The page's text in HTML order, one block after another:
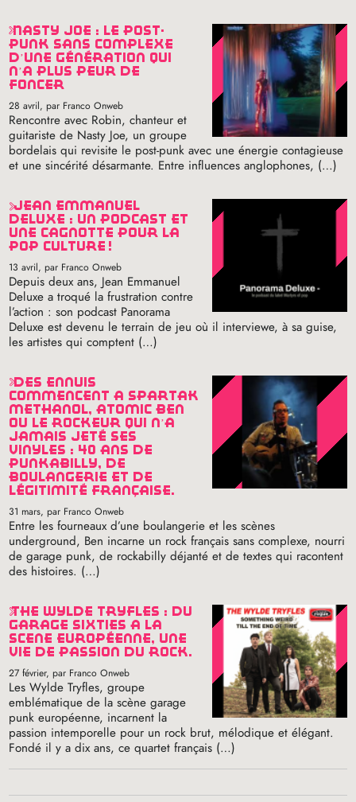
nasty joe : le post-
punk sans complexe
d’une génération qui
n’a plus peur de
foncer
28 avril, par Franco Onweb
Rencontre avec Robin, chanteur et
guitariste de Nasty Joe, un groupe
bordelais qui revisite le post-punk avec une énergie contagieuse
et une sincérité désarmante. Entre influences anglophones, (…)
jean emmanuel
deluxe : un podcast et
une cagnotte pour la
pop culture !
13 avril, par Franco Onweb
Depuis deux ans, Jean Emmanuel
Deluxe a troqué la frustration contre
l’action : son podcast Panorama
Deluxe est devenu le terrain de jeu où il interviewe, à sa guise,
les artistes qui comptent (…)
des ennuis
commencent à spartak
methanol, atomic ben
ou le rockeur qui n’a
jamais jeté ses
vinyles : 40 ans de
punkabilly, de
boulangerie et de
légitimité française.
31 mars, par Franco Onweb
Entre les fourneaux d’une boulangerie et les scènes
underground, Ben incarne un rock français sans complexe, nourri
de garage punk, de rockabilly déjanté et de textes qui racontent
des histoires. (…)
the wylde tryfles : du
garage sixties à la
scène européenne, une
vie de passion du rock.
27 février, par Franco Onweb
Les Wylde Tryfles, groupe
emblématique de la scène garage
punk européenne, incarnent la
passion intemporelle pour un rock brut, mélodique et élégant.
Fondé il y a dix ans, ce quartet français (…)